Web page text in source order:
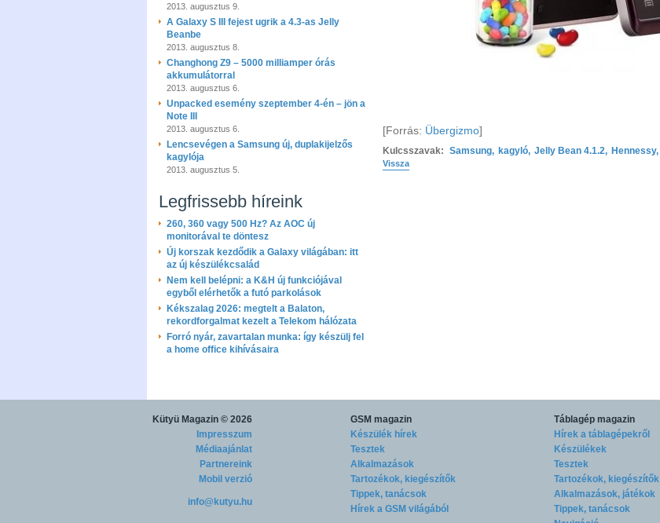
2013. augusztus 9.
A Galaxy S III fejest ugrik a 4.3-as Jelly
Beanbe
2013. augusztus 8.
Changhong Z9 – 5000 milliamper órás
akkumulátorral
2013. augusztus 6.
Unpacked esemény szeptember 4-én – jön a
Note III
2013. augusztus 6.
Lencsevégen a Samsung új, duplakijelzős
kagylója
2013. augusztus 5.
Legfrissebb híreink
260, 360 vagy 500 Hz? Az AOC új
monitorával te döntesz
Új korszak kezdődik a Galaxy világában: itt
az új készülékcsalád
Nem kell belépni: a K&H új funkciójával
egyből elérhetők a futó parkolások
Kékszalag 2026: megtelt a Balaton,
rekordforgalmat kezelt a Telekom hálózata
Forró nyár, zavartalan munka: így készülj fel
a home office kihívásaira
[Forrás: Übergizmo]
Kulcsszavak: Samsung, kagyló, Jelly Bean 4.1.2, Hennessy,
Vissza
Kütyü Magazin © 2026
Impresszum
Médiaajánlat
Partnereink
Mobil verzió
info@kutyu.hu
GSM magazin
Készülék hírek
Tesztek
Alkalmazások
Tartozékok, kiegészítők
Tippek, tanácsok
Hírek a GSM világából
Táblagép magazin
Hírek a táblagépekről
Készülékek
Tesztek
Tartozékok, kiegészítők
Alkalmazások, játékok
Tippek, tanácsok